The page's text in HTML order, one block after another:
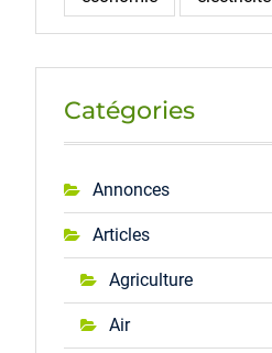
Catégories
Annonces
Articles
Agriculture
Air